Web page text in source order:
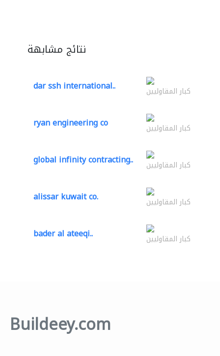
نتائج مشابهة
dar ssh international.. كبار المقاوليين
ryan engineering co كبار المقاوليين
global infinity contracting.. كبار المقاوليين
alissar kuwait co. كبار المقاوليين
bader al ateeqi.. كبار المقاوليين
Buildeey.com